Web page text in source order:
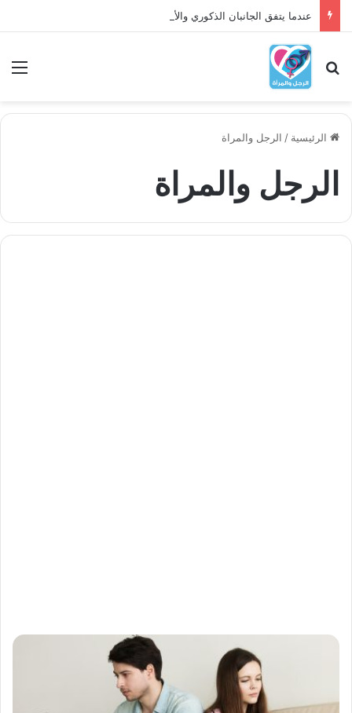
عندما يتفق الجانبان الذكوري والأنثوي داخلنا، ما الذي يحدث؟
بحث عن
الرئيسية / الرجل والمراة
الرجل والمراة